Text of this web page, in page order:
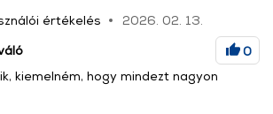
értékelés
2026. 02. 13.
0
kiemelném, hogy mindezt nagyon